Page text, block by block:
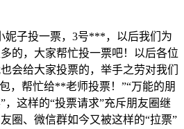
妮子投一票，3号***，以后我们为
的，大家帮忙投一票吧！以后各位
会给大家投票的，举手之劳对我们
，帮忙给**老师投票！”“万能的朋
，这样的“投票请求”充斥朋友圈继
圈、微信群如今又被这样的“拉票”